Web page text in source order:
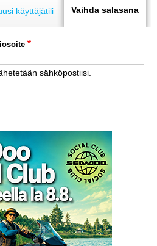
käyttäjätili
salasana
ENDURO
DIGILEHDET
JA
käyttäjätili Vaihda salasana
sähköpostiisi.